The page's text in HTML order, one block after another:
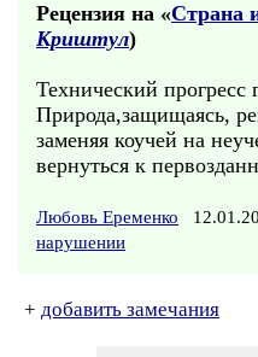
Рецензия на «Страна
Криштул)
Технический прогресс
Природа,защищаясь,
заменяя коучей на
вернуться к
Любовь Еременко
нарушении
+ добавить замечания